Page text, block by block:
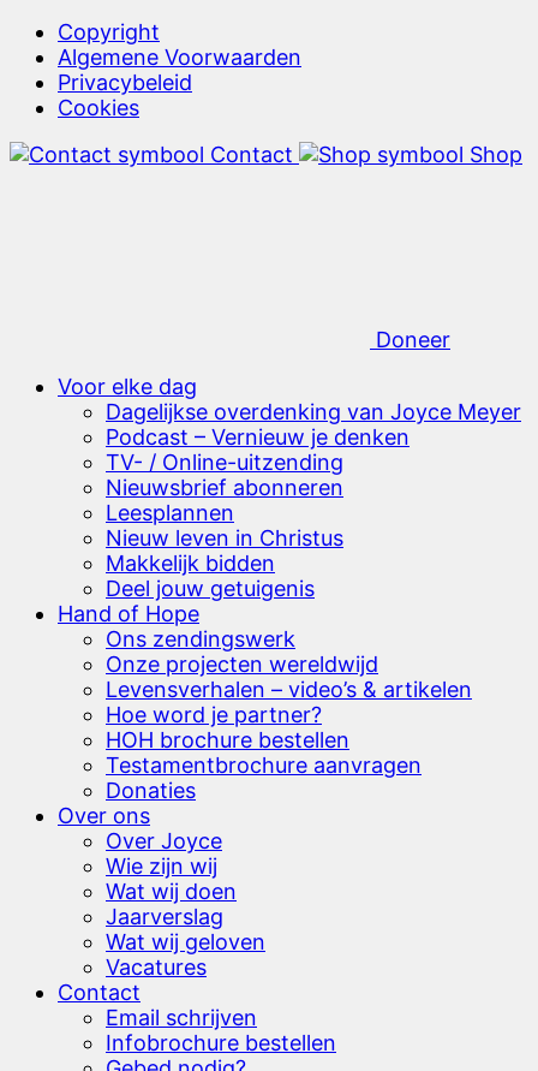
Copyright
Algemene Voorwaarden
Privacybeleid
Cookies
Contact
Shop
Doneer
Voor elke dag
Dagelijkse overdenking van Joyce Meyer
Podcast – Vernieuw je denken
TV- / Online-uitzending
Nieuwsbrief abonneren
Leesplannen
Nieuw leven in Christus
Makkelijk bidden
Deel jouw getuigenis
Hand of Hope
Ons zendingswerk
Onze projecten wereldwijd
Levensverhalen – video’s & artikelen
Hoe word je partner?
HOH brochure bestellen
Testamentbrochure aanvragen
Donaties
Over ons
Over Joyce
Wie zijn wij
Wat wij doen
Jaarverslag
Wat wij geloven
Vacatures
Contact
Email schrijven
Infobrochure bestellen